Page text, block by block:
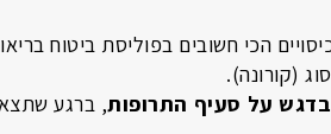
הכי חשובים בפוליסת ביטוח
(קורונה).
על סעיף התרופות, ברגע שתצא